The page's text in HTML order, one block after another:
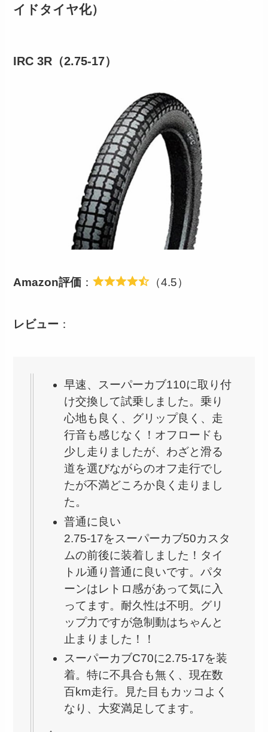
イドタイヤ化）
IRC 3R（2.75-17）
Amazon評価 ： （4.5）
レビュー ：
早速、スーパーカブ110に取り付
け交換して試乗しました。乗り
心地も良く、グリップ良く、走
行音も感じなく！オフロードも
少し走りましたが、わざと滑る
道を選びながらのオフ走行でし
たが不満どころか良く走りまし
た。
普通に良い
2.75-17をスーパーカブ50カスタ
ムの前後に装着しました！タイ
トル通り普通に良いです。パタ
ーンはレトロ感があって気に入
ってます。耐久性は不明。グリ
ップ力ですが急制動はちゃんと
止まりました！！
スーパーカブC70に2.75-17を装
着。特に不具合も無く、現在数
百km走行。見た目もカッコよく
なり、大変満足してます。